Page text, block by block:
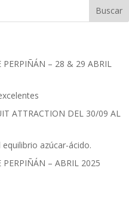
PERPIÑÁN – 28 & 29 ABRIL
ATTRACTION DEL 30/09 AL
azúcar-ácido.
PERPIÑÁN – ABRIL 2025